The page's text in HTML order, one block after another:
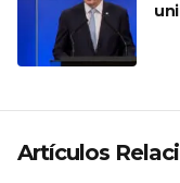
Artículos